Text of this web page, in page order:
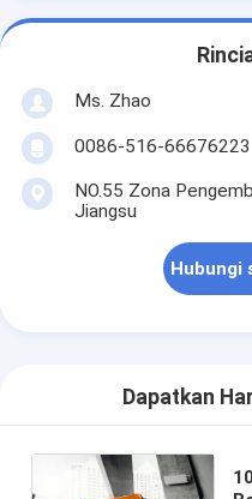
Ms. Zhao
0086-516-66676223
NO.55 Zona
Jiangsu
Hubungi
Dapatkan